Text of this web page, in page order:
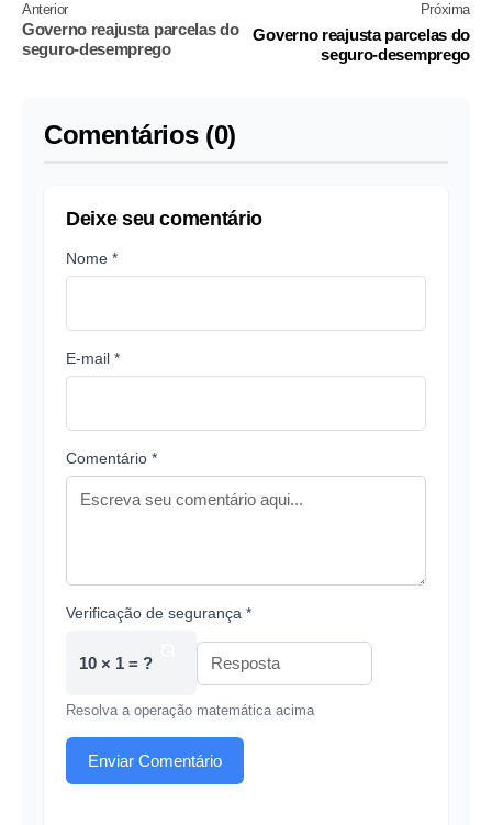
Anterior
Governo reajusta parcelas do
seguro-desemprego
Próxima
Governo reajusta parcelas do
seguro-desemprego
Comentários (0)
Deixe seu comentário
Nome *
E-mail *
Comentário *
Verificação de segurança *
10 × 1 = ?
Resolva a operação matemática acima
Enviar Comentário